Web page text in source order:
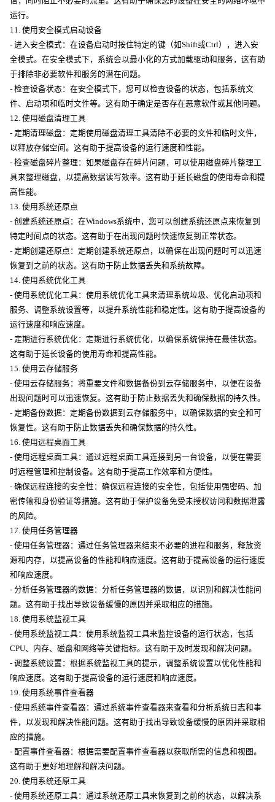
运行。
11. 使用安全模式启动设备
- 进入安全模式：在设备启动时按住特定的键（如Shift或Ctrl），进入安
全模式。在安全模式下，系统会以最小化的方式加载驱动和服务，这有助
于排除非必要软件和服务的潜在问题。
- 检查设备状态：在安全模式下，您可以检查设备的状态，包括系统文
件、启动项和临时文件等。这有助于确定是否存在恶意软件或其他问题。
12. 使用磁盘清理工具
- 定期清理磁盘：定期使用磁盘清理工具清除不必要的文件和临时文件，
以释放存储空间。这有助于提高设备的运行速度和性能。
- 检查磁盘碎片整理：如果磁盘存在碎片问题，可以使用磁盘碎片整理工
具来整理磁盘，以提高数据读写效率。这有助于延长磁盘的使用寿命和提
高性能。
13. 使用系统还原点
- 创建系统还原点：在Windows系统中，您可以创建系统还原点来恢复到
特定时间点的状态。这有助于在出现问题时快速恢复到正常状态。
- 定期创建还原点：定期创建系统还原点，以确保在出现问题时可以迅速
恢复到之前的状态。这有助于防止数据丢失和系统故障。
14. 使用系统优化工具
- 使用系统优化工具：使用系统优化工具来清理系统垃圾、优化启动项和
服务、调整系统设置等，以提升系统性能和稳定性。这有助于提高设备的
运行速度和响应速度。
- 定期进行系统优化：定期进行系统优化，以确保系统保持在最佳状态。
这有助于延长设备的使用寿命和提高性能。
15. 使用云存储服务
- 使用云存储服务：将重要文件和数据备份到云存储服务中，以便在设备
出现问题时可以迅速恢复。这有助于防止数据丢失和确保数据的持久性。
- 定期备份数据：定期备份数据到云存储服务中，以确保数据的安全和可
恢复性。这有助于防止数据丢失和确保数据的持久性。
16. 使用远程桌面工具
- 使用远程桌面工具：通过远程桌面工具连接到另一台设备，以便在需要
时远程管理和控制设备。这有助于提高工作效率和方便性。
- 确保远程连接的安全性：确保远程连接的安全性，包括使用强密码、加
密传输和身份验证等措施。这有助于保护设备免受未授权访问和数据泄露
的风险。
17. 使用任务管理器
- 使用任务管理器：通过任务管理器来结束不必要的进程和服务，释放资
源和内存，以提高设备的性能和响应速度。这有助于提高设备的运行速度
和响应速度。
- 分析任务管理器的数据：分析任务管理器的数据，以识别和解决性能问
题。这有助于找出导致设备缓慢的原因并采取相应的措施。
18. 使用系统监视工具
- 使用系统监视工具：使用系统监视工具来监控设备的运行状态，包括
CPU、内存、磁盘和网络等关键指标。这有助于及时发现和解决问题。
- 调整系统设置：根据系统监视工具的提示，调整系统设置以优化性能和
响应速度。这有助于提高设备的运行速度和响应速度。
19. 使用系统事件查看器
- 使用系统事件查看器：通过系统事件查看器来查看和分析系统日志和事
件，以发现和解决性能问题。这有助于找出导致设备缓慢的原因并采取相
应的措施。
- 配置事件查看器：根据需要配置事件查看器以获取所需的信息和视图。
这有助于更好地理解和解决问题。
20. 使用系统还原工具
- 使用系统还原工具：通过系统还原工具来恢复到之前的状态，以解决系